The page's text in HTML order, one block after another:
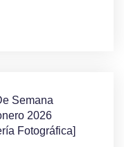
Semana
2026
Fotográfica]